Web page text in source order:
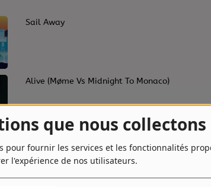
que nous collectons
pour fournir les services et les fonctionnalités
l'expérience de nos utilisateurs.
Sail Away
Alive (Møme Vs Midnight To Monaco)